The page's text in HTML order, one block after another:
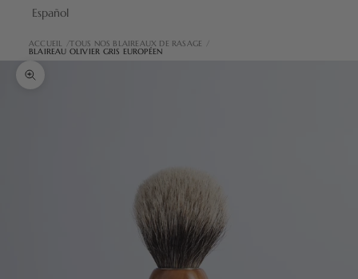
Español
ACCUEIL TOUS NOS BLAIREAUX DE RASAGE
BLAIREAU OLIVIER GRIS EUROPÉEN
Zoomer sur l'image